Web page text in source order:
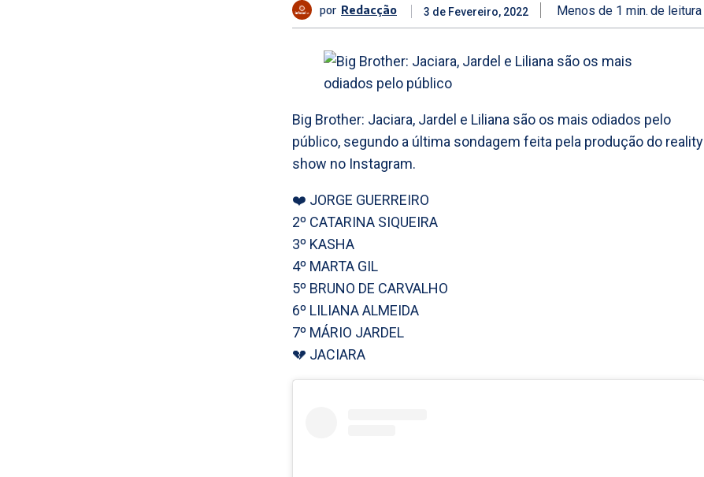
por Redacção 3 de Fevereiro, 2022 Menos de 1 min. de leitura
Big Brother: Jaciara, Jardel e Liliana são os mais odiados pelo
público, segundo a última sondagem feita pela produção do reality
show no Instagram.
❤️ JORGE GUERREIRO
2º CATARINA SIQUEIRA
3º KASHA
4º MARTA GIL
5º BRUNO DE CARVALHO
6º LILIANA ALMEIDA
7º MÁRIO JARDEL
💔 JACIARA